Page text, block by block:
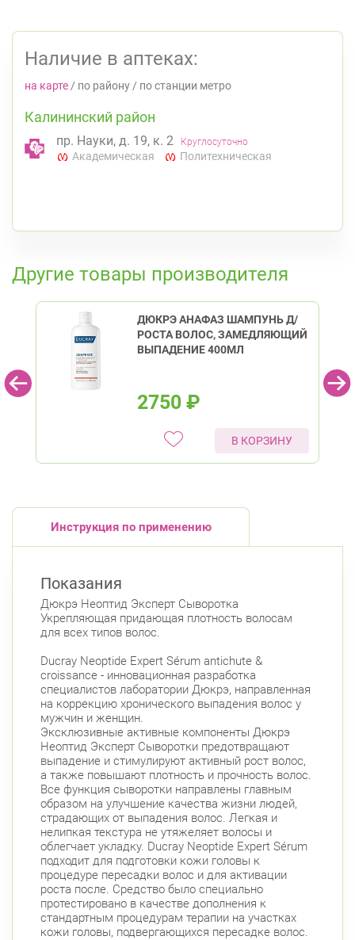
Наличие в аптеках:
на карте / по району / по станции метро
Калининский район
пр. Науки, д. 19, к. 2 Круглосуточно
Академическая Политехническая
Другие товары производителя
ДЮКРЭ АНАФАЗ ШАМПУНЬ Д/
РОСТА ВОЛОС, ЗАМЕДЛЯЮЩИЙ
ВЫПАДЕНИЕ 400МЛ
2750 ₽
В КОРЗИНУ
Инструкция по применению
Показания
Дюкрэ Неоптид Эксперт Сыворотка
Укрепляющая придающая плотность волосам
для всех типов волос.
Ducray Neoptide Expert Sérum antichute &
croissance - инновационная разработка
специалистов лаборатории Дюкрэ, направленная
на коррекцию хронического выпадения волос у
мужчин и женщин.
Эксклюзивные активные компоненты Дюкрэ
Неоптид Эксперт Сыворотки предотвращают
выпадение и стимулируют активный рост волос,
а также повышают плотность и прочность волос.
Все функция сыворотки направлены главным
образом на улучшение качества жизни людей,
страдающих от выпадения волос. Легкая и
нелипкая текстура не утяжеляет волосы и
облегчает укладку. Ducray Neoptide Expert Sérum
подходит для подготовки кожи головы к
процедуре пересадки волос и для активации
роста после. Средство было специально
протестировано в качестве дополнения к
стандартным процедурам терапии на участках
кожи головы, подвергающихся пересадке волос.